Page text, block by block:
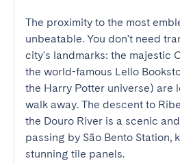
The proximity to the most
unbeatable. You don't need
city's landmarks: the majestic
the world-famous Lello
the Harry Potter universe) are
walk away. The descent to
the Douro River is a scenic
passing by São Bento Station,
stunning tile panels.